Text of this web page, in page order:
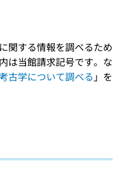
関する情報を調べるため
は当館請求記号です。な
古学について調べる 」を